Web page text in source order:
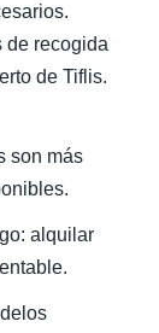
de recogida
de Tiflis.
son más
alquilar